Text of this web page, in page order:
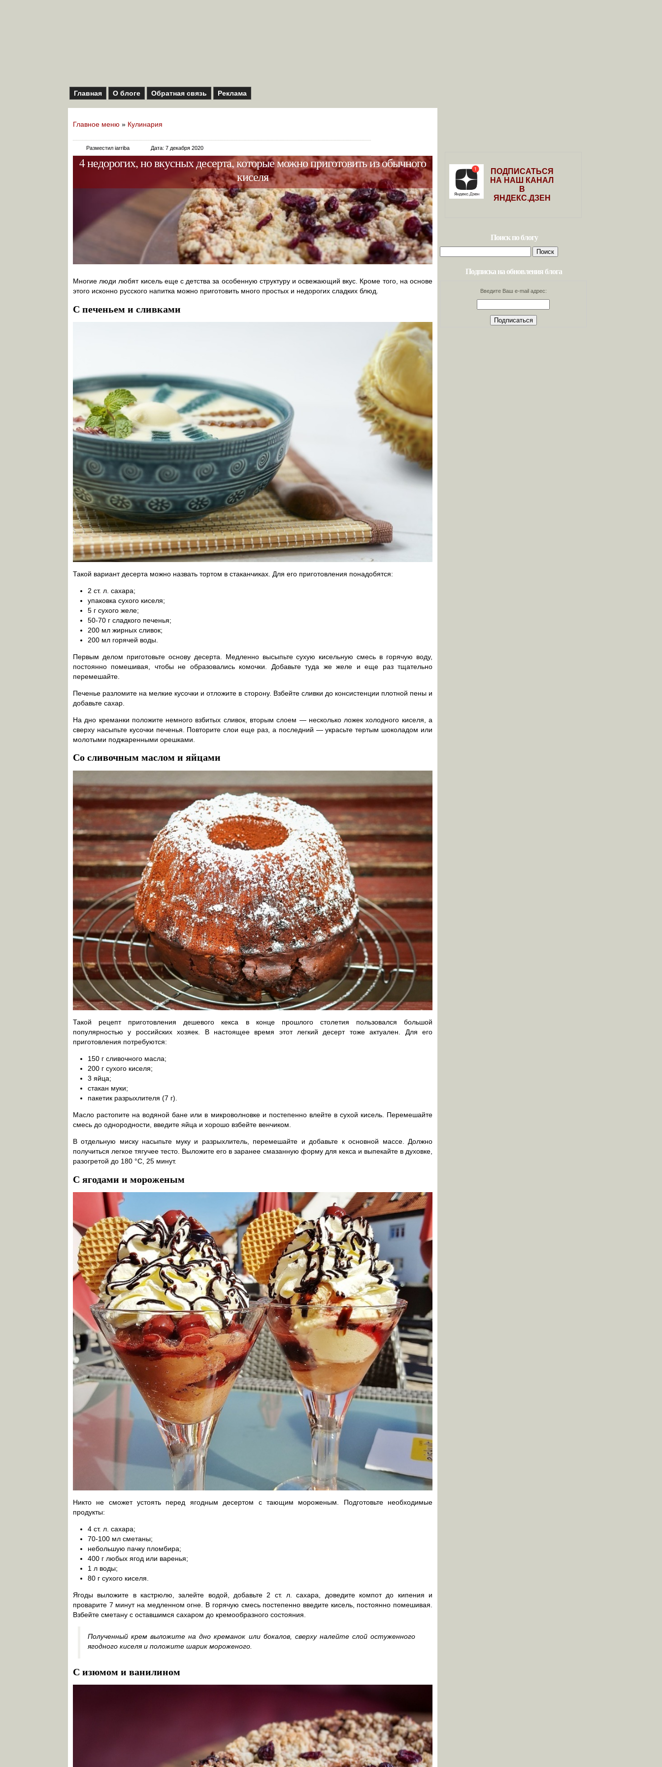
Главная О блоге Обратная связь Реклама
Главное меню » Кулинария
Разместил iarriba Дата: 7 декабря 2020
4 недорогих, но вкусных десерта, которые можно приготовить из обычного
киселя
Многие люди любят кисель еще с детства за особенную структуру и освежающий вкус. Кроме того, на основе
этого исконно русского напитка можно приготовить много простых и недорогих сладких блюд.
С печеньем и сливками
Такой вариант десерта можно назвать тортом в стаканчиках. Для его приготовления понадобятся:
2 ст. л. сахара;
упаковка сухого киселя;
5 г сухого желе;
50-70 г сладкого печенья;
200 мл жирных сливок;
200 мл горячей воды.
Первым делом приготовьте основу десерта. Медленно высыпьте сухую кисельную смесь в горячую воду,
постоянно помешивая, чтобы не образовались комочки. Добавьте туда же желе и еще раз тщательно
перемешайте.
Печенье разломите на мелкие кусочки и отложите в сторону. Взбейте сливки до консистенции плотной пены и
добавьте сахар.
На дно креманки положите немного взбитых сливок, вторым слоем — несколько ложек холодного киселя, а
сверху насыпьте кусочки печенья. Повторите слои еще раз, а последний — украсьте тертым шоколадом или
молотыми поджаренными орешками.
Со сливочным маслом и яйцами
Такой рецепт приготовления дешевого кекса в конце прошлого столетия пользовался большой
популярностью у российских хозяек. В настоящее время этот легкий десерт тоже актуален. Для его
приготовления потребуются:
150 г сливочного масла;
200 г сухого киселя;
3 яйца;
стакан муки;
пакетик разрыхлителя (7 г).
Масло растопите на водяной бане или в микроволновке и постепенно влейте в сухой кисель. Перемешайте
смесь до однородности, введите яйца и хорошо взбейте венчиком.
В отдельную миску насыпьте муку и разрыхлитель, перемешайте и добавьте к основной массе. Должно
получиться легкое тягучее тесто. Выложите его в заранее смазанную форму для кекса и выпекайте в духовке,
разогретой до 180 °C, 25 минут.
С ягодами и мороженым
Никто не сможет устоять перед ягодным десертом с тающим мороженым. Подготовьте необходимые
продукты:
4 ст. л. сахара;
70-100 мл сметаны;
небольшую пачку пломбира;
400 г любых ягод или варенья;
1 л воды;
80 г сухого киселя.
Ягоды выложите в кастрюлю, залейте водой, добавьте 2 ст. л. сахара, доведите компот до кипения и
проварите 7 минут на медленном огне. В горячую смесь постепенно введите кисель, постоянно помешивая.
Взбейте сметану с оставшимся сахаром до кремообразного состояния.
Полученный крем выложите на дно креманок или бокалов, сверху налейте слой остуженного
ягодного киселя и положите шарик мороженого.
С изюмом и ванилином
ПОДПИСАТЬСЯ
НА НАШ КАНАЛ
В
ЯНДЕКС.ДЗЕН
Поиск по блогу
Найти:
Подписка на обновления блога
Введите Ваш e-mail адрес: